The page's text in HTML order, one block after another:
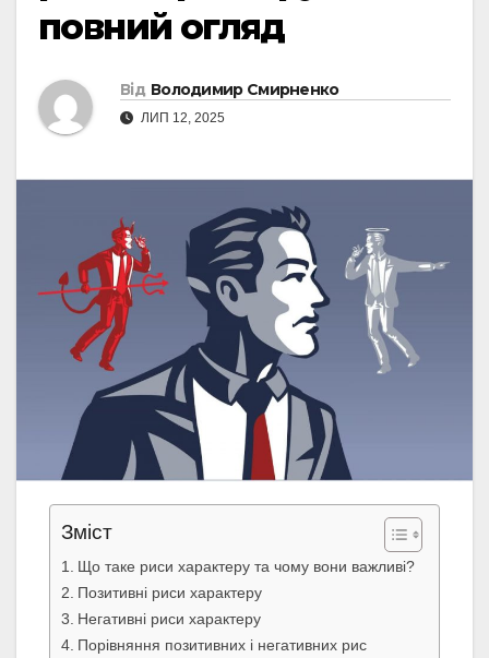
повний огляд
Від Володимир Смирненко
ЛИП 12, 2025
Зміст
Що таке риси характеру та чому вони важливі?
Позитивні риси характеру
Негативні риси характеру
Порівняння позитивних і негативних рис